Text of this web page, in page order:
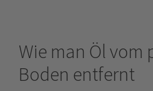
Wie man Öl vom
Boden entfernt